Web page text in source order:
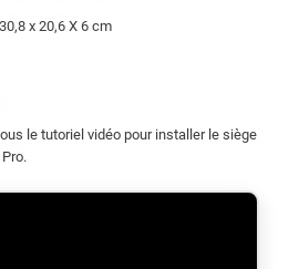
x 20,6 X 6 cm
le tutoriel vidéo pour installer le siège